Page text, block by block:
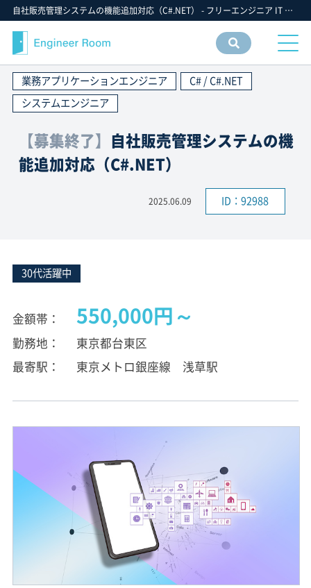
自社販売管理システムの機能追加対応（C#.NET） - フリーエンジニア IT 案件 求人【エンジニアルーム】ITフリーランス ITエンジニア IT個人事業主 仕事 転職 募集
情報
検索
業務アプリケーションエンジニア
C# / C#.NET
システムエンジニア
【募集終了】 自社販売管理システムの機
能追加対応（C#.NET）
2025.06.09 ID：92988
30代活躍中
金額帯 550,000円～
勤務地
東京都台東区
最寄駅
東京メトロ銀座線 浅草駅